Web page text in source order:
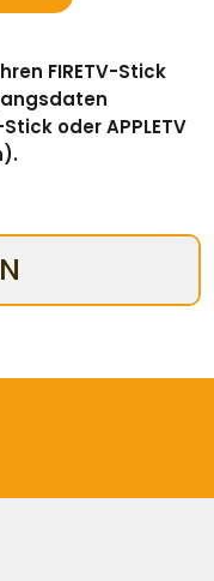
FIRETV-Stick
Stick oder APPLETV